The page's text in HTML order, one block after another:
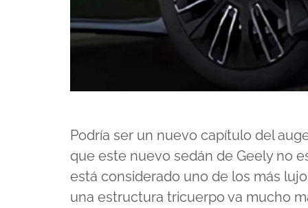
Podría ser un nuevo capítulo del
que este nuevo sedán de Geely no
está considerado uno de los más
una estructura tricuerpo va mucho